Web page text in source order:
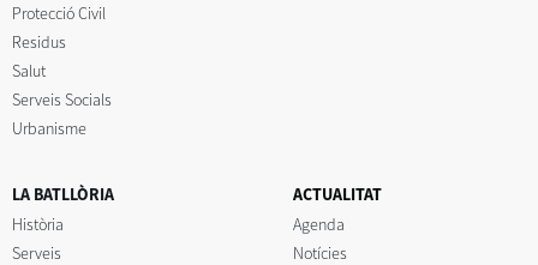
Protecció Civil
Residus
Salut
Serveis Socials
Urbanisme
LA BATLLÒRIA
Història
Serveis
ACTUALITAT
Agenda
Notícies